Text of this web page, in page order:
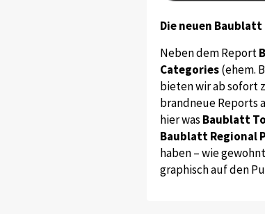
Die neuen
Neben dem Report
Categories(ehem.
bieten wir ab sofort
brandneue Reports
hier was Baublatt
Baublatt Regional
haben – wie
graphisch auf den